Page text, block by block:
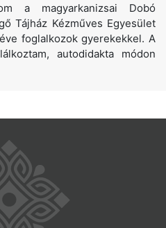
a magyarkanizsai Dobó
Tájház Kézműves Egyesület
foglalkozok gyerekekkel. A
autodidakta módon